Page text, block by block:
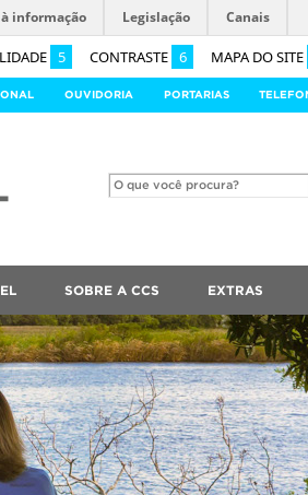
5 CONTRASTE 6 MAPA DO SITE
à informação Legislação Canais
OUVIDORIA PORTARIAS
SOBRE A CCS EXTRAS